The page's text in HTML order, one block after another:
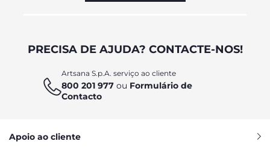
PRECISA DE AJUDA? CONTACTE-NOS!
Artsana S.p.A. serviço ao cliente
800 201 977 ou Formulário de
Contacto
Apoio ao cliente